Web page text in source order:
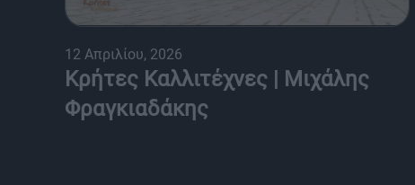
12 Απριλίου, 2026
Κρήτες Καλλιτέχνες | Μιχάλης
Φραγκιαδάκης